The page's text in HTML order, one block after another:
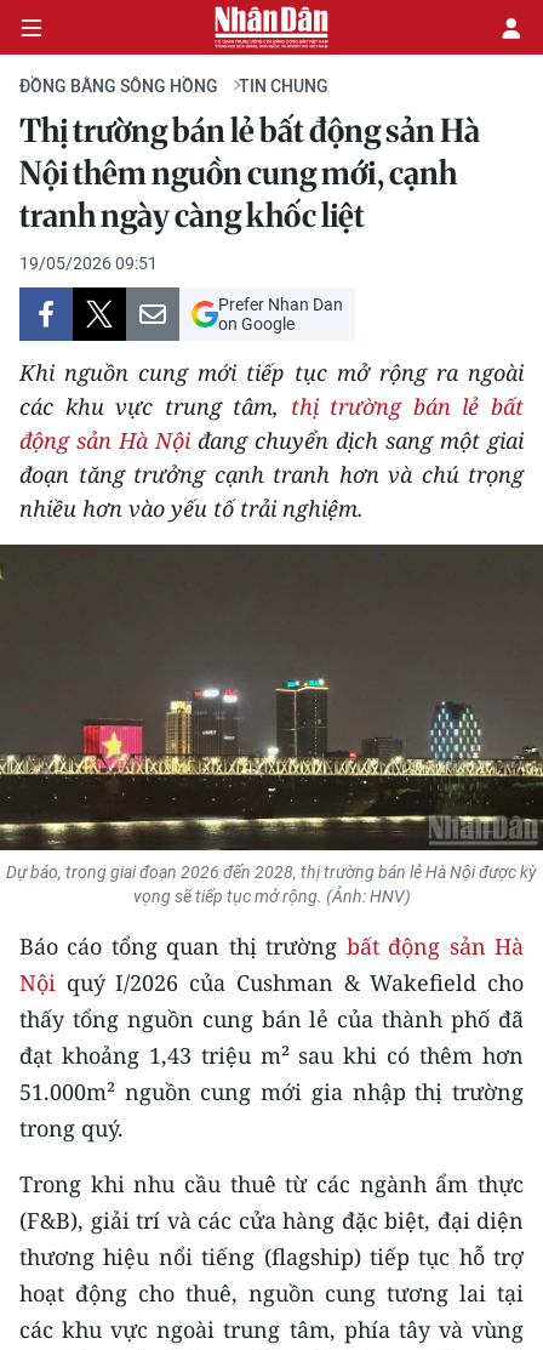
CHÍNH TRỊ
KINH TẾ
VĂN HÓA
XÃ HỘI
PHÁP LUẬT
DU LỊCH
THẾ GIỚI
KHOA HỌC - CÔNG NGHỆ
MÔI TRƯỜNG
BẠN ĐỌC
TRI THỨC CHUYÊN SÂU
54 DÂN TỘC VIỆT NAM
CHƯƠNG TRÌNH OCOP - MỖI XÃ
MỘT SẢN PHẨM
RADIO
MEDIA CENTER
E-Magazine
ĐỒNG BẰNG SÔNG HỒNG TIN CHUNG
Thị trường bán lẻ bất động sản Hà
Nội thêm nguồn cung mới, cạnh
tranh ngày càng khốc liệt
19/05/2026 09:51
Prefer Nhan Dan
on Google
Khi nguồn cung mới tiếp tục mở rộng ra ngoài
các khu vực trung tâm, thị trường bán lẻ bất
động sản Hà Nội đang chuyển dịch sang một giai
đoạn tăng trưởng cạnh tranh hơn và chú trọng
nhiều hơn vào yếu tố trải nghiệm.
Dự báo, trong giai đoạn 2026 đến 2028, thị trường bán lẻ Hà Nội được kỳ
vọng sẽ tiếp tục mở rộng. (Ảnh: HNV)
Báo cáo tổng quan thị trường bất động sản Hà
Nội quý I/2026 của Cushman & Wakefield cho
thấy tổng nguồn cung bán lẻ của thành phố đã
đạt khoảng 1,43 triệu m² sau khi có thêm hơn
51.000m² nguồn cung mới gia nhập thị trường
trong quý.
Trong khi nhu cầu thuê từ các ngành ẩm thực
(F&B), giải trí và các cửa hàng đặc biệt, đại diện
thương hiệu nổi tiếng (flagship) tiếp tục hỗ trợ
hoạt động cho thuê, nguồn cung tương lai tại
các khu vực ngoài trung tâm, phía tây và vùng